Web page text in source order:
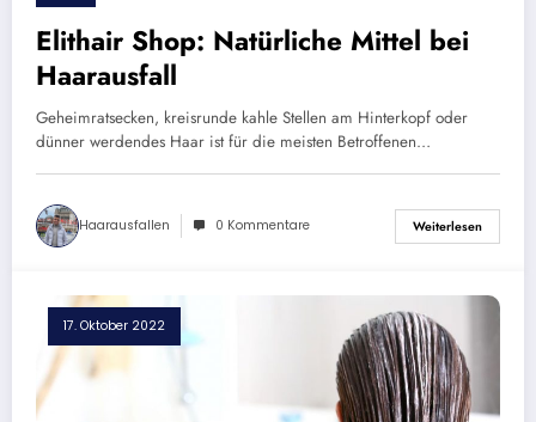
Elithair Shop: Natürliche Mittel bei
Haarausfall
Geheimratsecken, kreisrunde kahle Stellen am Hinterkopf oder
dünner werdendes Haar ist für die meisten Betroffenen…
Haarausfallen 0 Kommentare Weiterlesen
17. Oktober 2022